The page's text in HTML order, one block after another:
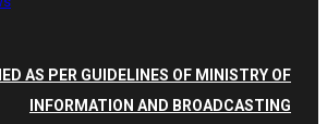
AS PER GUIDELINES OF MINISTRY OF
INFORMATION AND BROADCASTING